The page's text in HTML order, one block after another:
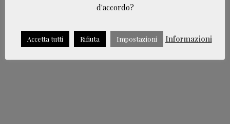
© 2019 - Effe Comunicazione
d'accordo?
Accetta tutti Rifiuta Impostazioni Informazioni